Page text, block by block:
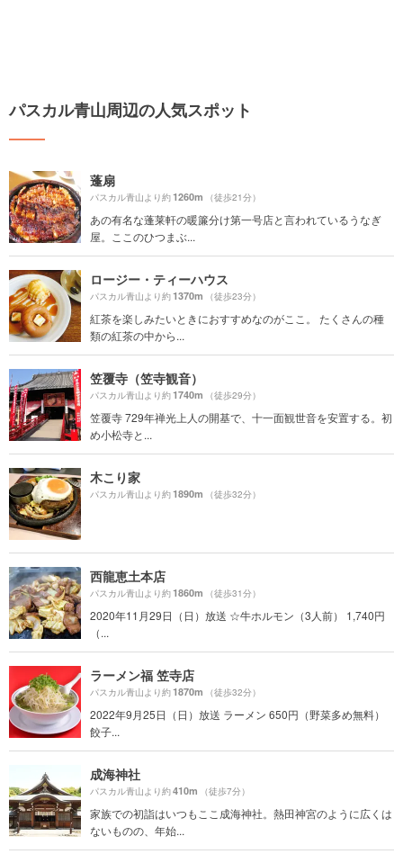
パスカル青山周辺の人気スポット
蓬扇
パスカル青山より約1260m （徒歩21分）
あの有名な蓬莱軒の暖簾分け第一号店と言われているうなぎ
屋。ここのひつまぶ...
ロージー・ティーハウス
パスカル青山より約1370m （徒歩23分）
紅茶を楽しみたいときにおすすめなのがここ。 たくさんの種
類の紅茶の中から...
笠覆寺（笠寺観音）
パスカル青山より約1740m （徒歩29分）
笠覆寺 729年禅光上人の開基で、十一面観世音を安置する。初
め小松寺と...
木こり家
パスカル青山より約1890m （徒歩32分）
西龍恵土本店
パスカル青山より約1860m （徒歩31分）
2020年11月29日（日）放送 ☆牛ホルモン（3人前） 1,740円
（...
ラーメン福 笠寺店
パスカル青山より約1870m （徒歩32分）
2022年9月25日（日）放送 ラーメン 650円（野菜多め無料）
餃子...
成海神社
パスカル青山より約410m （徒歩7分）
家族での初詣はいつもここ成海神社。熱田神宮のように広くは
ないものの、年始...